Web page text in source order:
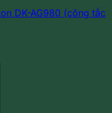
DK-AG980 (công tắc